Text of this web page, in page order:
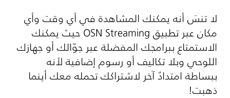
لا تنسَ أنه يمكنك المشاهدة في أي وقت وأي
مكان عبر تطبيقOSN Streamingحيث يمكنك
الاستمتاع ببرامجك المفضلة عبر جوّالك أو جهازك
اللوحي وبلا تكاليف أو رسوم إضافية لأنه
ببساطة امتدادٌ آخر لاشتراكك تحمله معك أينما
ذهبت!